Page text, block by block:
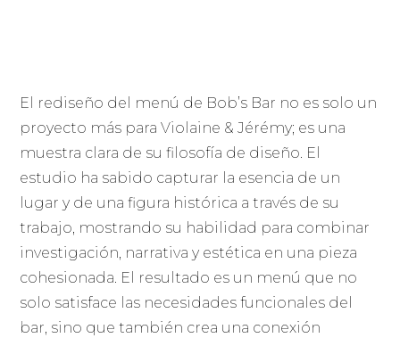
El rediseño del menú de Bob’s Bar no es solo un
proyecto más para Violaine & Jérémy; es una
muestra clara de su filosofía de diseño. El
estudio ha sabido capturar la esencia de un
lugar y de una figura histórica a través de su
trabajo, mostrando su habilidad para combinar
investigación, narrativa y estética en una pieza
cohesionada. El resultado es un menú que no
solo satisface las necesidades funcionales del
bar, sino que también crea una conexión